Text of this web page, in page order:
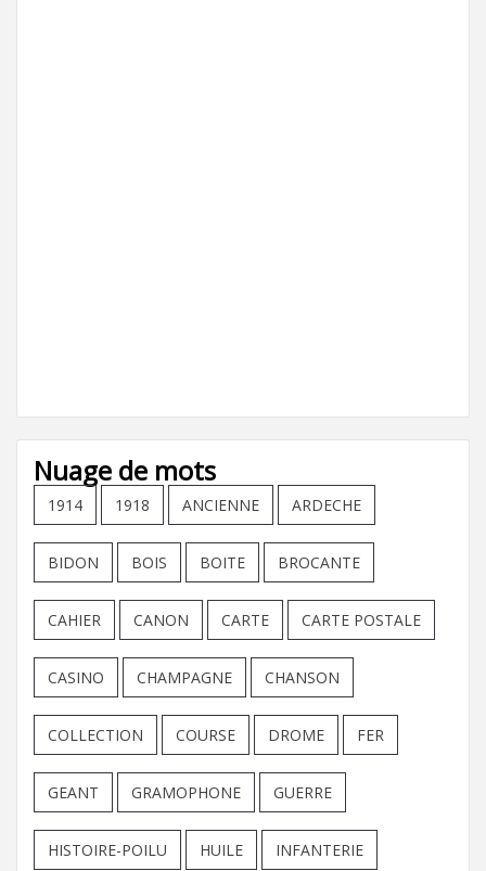
Nuage de mots
1914 1918 ANCIENNE ARDECHE
BIDON BOIS BOITE BROCANTE
CAHIER CANON CARTE CARTE POSTALE
CASINO CHAMPAGNE CHANSON
COLLECTION COURSE DROME FER
GEANT GRAMOPHONE GUERRE
HISTOIRE-POILU HUILE INFANTERIE